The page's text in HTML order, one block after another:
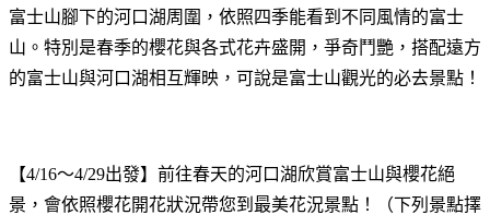
富士山腳下的河口湖周圍，依照四季能看到不同風情的富士
山。特別是春季的櫻花與各式花卉盛開，爭奇鬥艷，搭配遠方
的富士山與河口湖相互輝映，可說是富士山觀光的必去景點！
【4/16～4/29出發】前往春天的河口湖欣賞富士山與櫻花絕
景，會依照櫻花開花狀況帶您到最美花況景點！（下列景點擇